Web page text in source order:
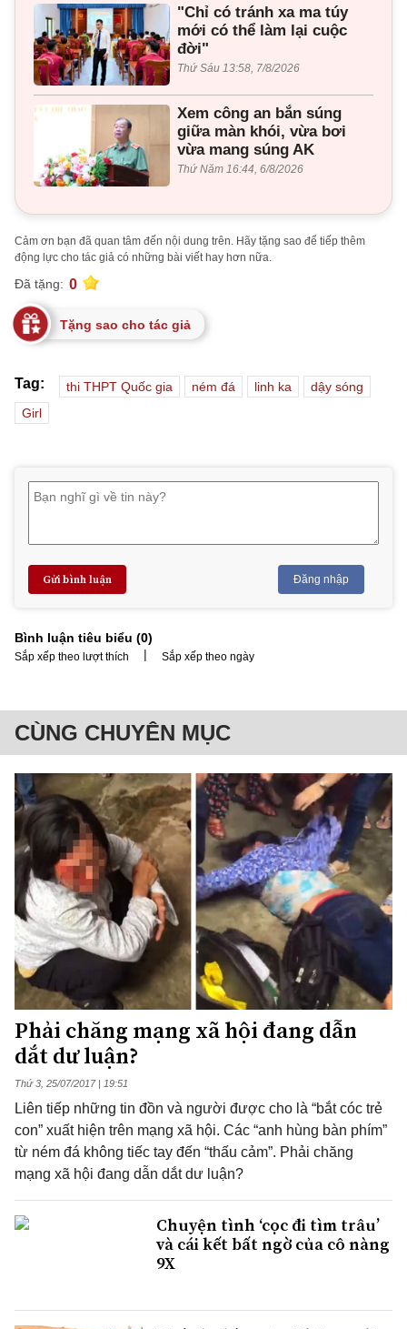
"Chỉ có tránh xa ma túy
mới có thể làm lại cuộc
đời"
Thứ Sáu 13:58, 7/8/2026
Xem công an bắn súng
giữa màn khói, vừa bơi
vừa mang súng AK
Thứ Năm 16:44, 6/8/2026
Cảm ơn bạn đã quan tâm đến nội dung trên. Hãy tặng sao để tiếp thêm
động lực cho tác giả có những bài viết hay hơn nữa.
Đã tặng: 0
Tặng sao cho tác giả
Tag: thi THPT Quốc gia ném đá linh ka
dậy sóng
Girl
Gửi bình luận Đăng nhập
Bình luận tiêu biểu (0)
Sắp xếp theo lượt thích | Sắp xếp theo ngày
CÙNG CHUYÊN MỤC
Phải chăng mạng xã hội đang dẫn
dắt dư luận?
Thứ 3, 25/07/2017 | 19:51
Liên tiếp những tin đồn và người được cho là “bắt cóc trẻ
con” xuất hiện trên mạng xã hội. Các “anh hùng bàn phím”
từ ném đá không tiếc tay đến “thấu cảm”. Phải chăng
mạng xã hội đang dẫn dắt dư luận?
Chuyện tình ‘cọc đi tìm trâu’
và cái kết bất ngờ của cô nàng
9X